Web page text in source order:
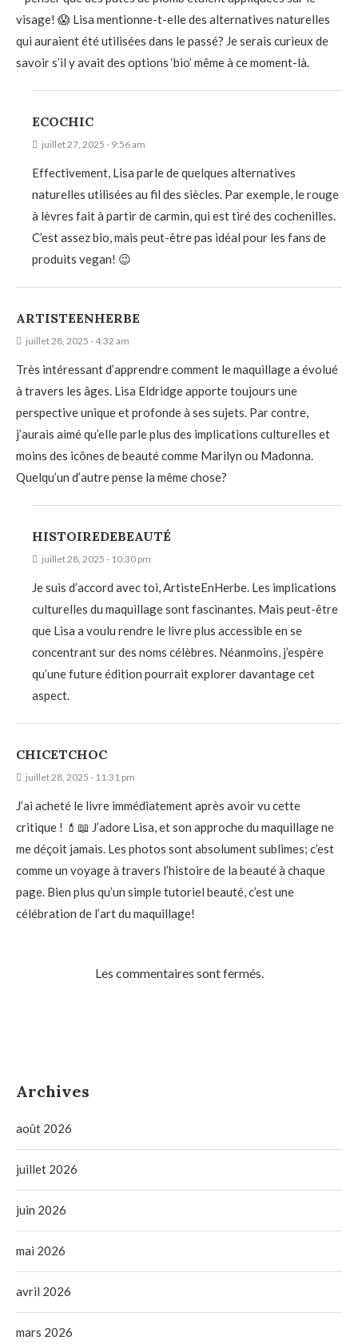
visage! 😱 Lisa mentionne-t-elle des alternatives naturelles
qui auraient été utilisées dans le passé? Je serais curieux de
savoir s’il y avait des options ‘bio’ même à ce moment-là.
ECOCHIC
juillet 27, 2025 - 9:56 am
Effectivement, Lisa parle de quelques alternatives
naturelles utilisées au fil des siècles. Par exemple, le rouge
à lèvres fait à partir de carmin, qui est tiré des cochenilles.
C’est assez bio, mais peut-être pas idéal pour les fans de
produits vegan! 😉
ARTISTEENHERBE
juillet 28, 2025 - 4:32 am
Très intéressant d’apprendre comment le maquillage a évolué
à travers les âges. Lisa Eldridge apporte toujours une
perspective unique et profonde à ses sujets. Par contre,
j’aurais aimé qu’elle parle plus des implications culturelles et
moins des icônes de beauté comme Marilyn ou Madonna.
Quelqu’un d’autre pense la même chose?
HISTOIREDEBEAUTÉ
juillet 28, 2025 - 10:30 pm
Je suis d’accord avec toi, ArtisteEnHerbe. Les implications
culturelles du maquillage sont fascinantes. Mais peut-être
que Lisa a voulu rendre le livre plus accessible en se
concentrant sur des noms célèbres. Néanmoins, j’espère
qu’une future édition pourrait explorer davantage cet
aspect.
CHICETCHOC
juillet 28, 2025 - 11:31 pm
J’ai acheté le livre immédiatement après avoir vu cette
critique ! 💄📖 J’adore Lisa, et son approche du maquillage ne
me déçoit jamais. Les photos sont absolument sublimes; c’est
comme un voyage à travers l’histoire de la beauté à chaque
page. Bien plus qu’un simple tutoriel beauté, c’est une
célébration de l’art du maquillage!
Les commentaires sont fermés.
Archives
août 2026
juillet 2026
juin 2026
mai 2026
avril 2026
mars 2026